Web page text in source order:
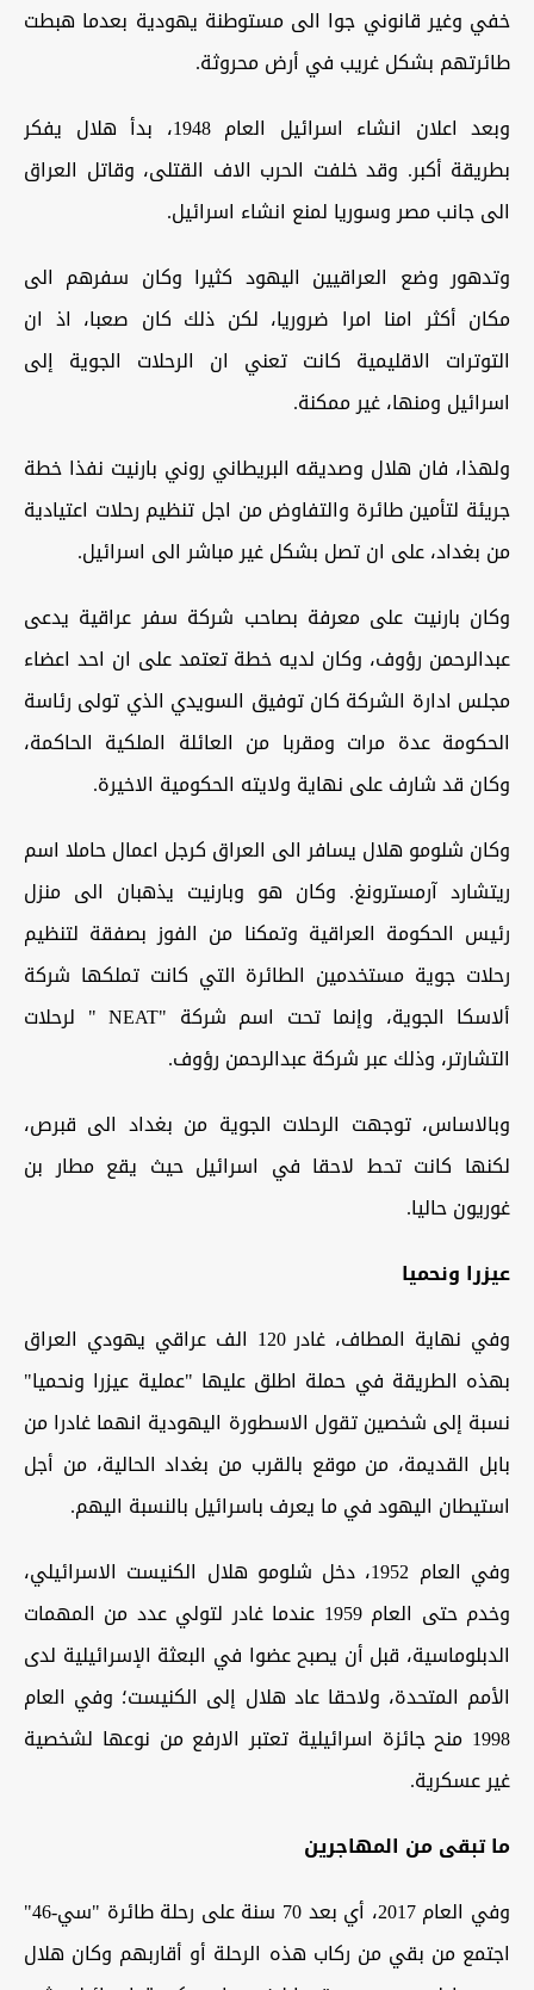
خفي وغير قانوني جوا الى مستوطنة يهودية بعدما هبطت
طائرتهم بشكل غريب في أرض محروثة.
وبعد اعلان انشاء اسرائيل العام 1948، بدأ هلال يفكر
بطريقة أكبر. وقد خلفت الحرب الاف القتلى، وقاتل العراق
الى جانب مصر وسوريا لمنع انشاء اسرائيل.
وتدهور وضع العراقيين اليهود كثيرا وكان سفرهم الى
مكان أكثر امنا امرا ضروريا، لكن ذلك كان صعبا، اذ ان
التوترات الاقليمية كانت تعني ان الرحلات الجوية إلى
اسرائيل ومنها، غير ممكنة.
ولهذا، فان هلال وصديقه البريطاني روني بارنيت نفذا خطة
جريئة لتأمين طائرة والتفاوض من اجل تنظيم رحلات اعتيادية
من بغداد، على ان تصل بشكل غير مباشر الى اسرائيل.
وكان بارنيت على معرفة بصاحب شركة سفر عراقية يدعى
عبدالرحمن رؤوف، وكان لديه خطة تعتمد على ان احد اعضاء
مجلس ادارة الشركة كان توفيق السويدي الذي تولى رئاسة
الحكومة عدة مرات ومقربا من العائلة الملكية الحاكمة،
وكان قد شارف على نهاية ولايته الحكومية الاخيرة.
وكان شلومو هلال يسافر الى العراق كرجل اعمال حاملا اسم
ريتشارد آرمسترونغ. وكان هو وبارنيت يذهبان الى منزل
رئيس الحكومة العراقية وتمكنا من الفوز بصفقة لتنظيم
رحلات جوية مستخدمين الطائرة التي كانت تملكها شركة
ألاسكا الجوية، وإنما تحت اسم شركة "NEAT " لرحلات
التشارتر، وذلك عبر شركة عبدالرحمن رؤوف.
وبالاساس، توجهت الرحلات الجوية من بغداد الى قبرص،
لكنها كانت تحط لاحقا في اسرائيل حيث يقع مطار بن
غوريون حاليا.
عيزرا ونحميا
وفي نهاية المطاف، غادر 120 الف عراقي يهودي العراق
بهذه الطريقة في حملة اطلق عليها "عملية عيزرا ونحميا"
نسبة إلى شخصين تقول الاسطورة اليهودية انهما غادرا من
بابل القديمة، من موقع بالقرب من بغداد الحالية، من أجل
استيطان اليهود في ما يعرف باسرائيل بالنسبة اليهم.
وفي العام 1952، دخل شلومو هلال الكنيست الاسرائيلي،
وخدم حتى العام 1959 عندما غادر لتولي عدد من المهمات
الدبلوماسية، قبل أن يصبح عضوا في البعثة الإسرائيلية لدى
الأمم المتحدة، ولاحقا عاد هلال إلى الكنيست؛ وفي العام
1998 منح جائزة اسرائيلية تعتبر الارفع من نوعها لشخصية
غير عسكرية.
ما تبقى من المهاجرين
وفي العام 2017، أي بعد 70 سنة على رحلة طائرة "سي-46"
اجتمع من بقي من ركاب هذه الرحلة أو أقاربهم وكان هلال